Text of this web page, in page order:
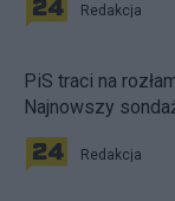
Redakcja
PiS traci na
Najnowszy
Redakcja